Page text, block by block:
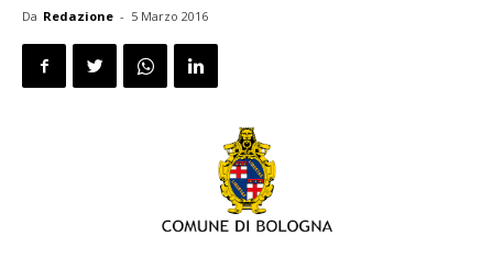
Da Redazione - 5 Marzo 2016